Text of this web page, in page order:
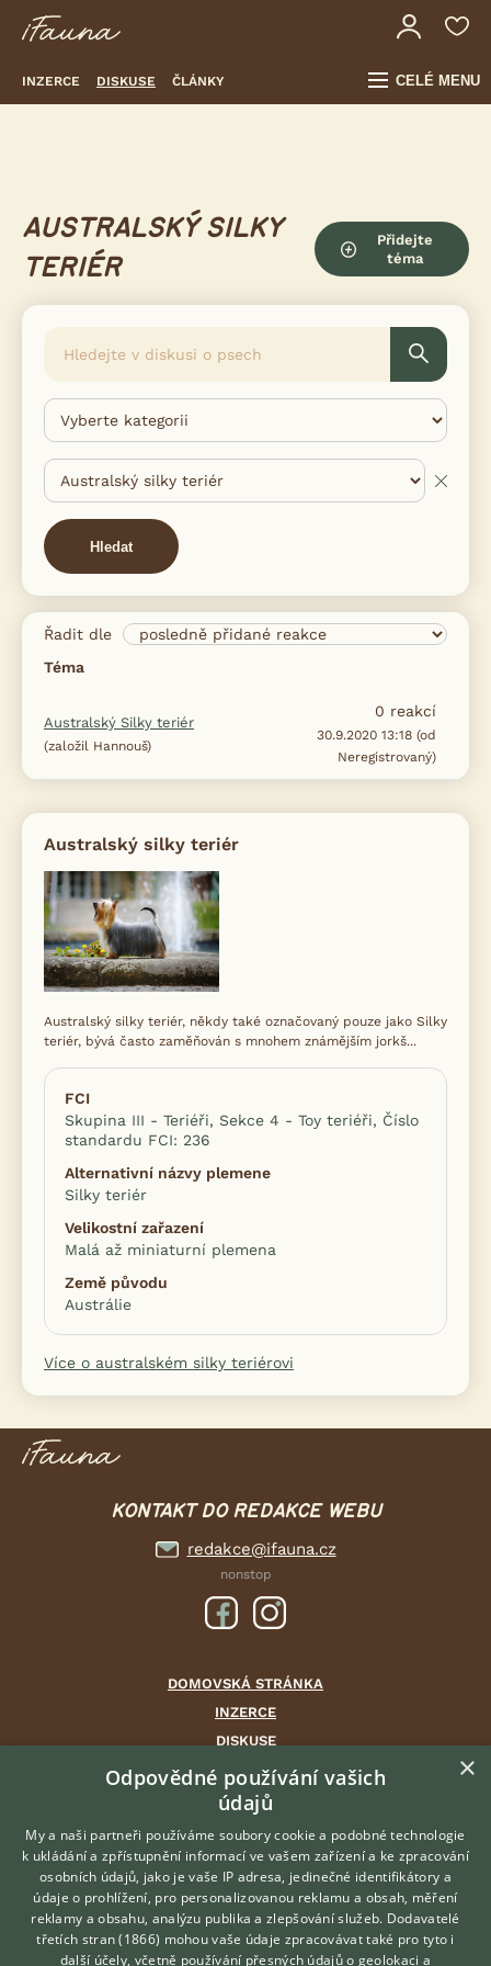
INZERCE DISKUSE ČLÁNKY CELÉ MENU
AUSTRALSKÝ SILKY
TERIÉR
Přidejte
téma
Hledat
Řadit dle
Téma
Australský Silky teriér
(založil Hannouš)
0 reakcí
30.9.2020 13:18 (od
Neregistrovaný)
Australský silky teriér
Australský silky teriér, někdy také označovaný pouze jako Silky
teriér, bývá často zaměňován s mnohem známějším jorkš...
FCI
Skupina III - Teriéři, Sekce 4 - Toy teriéři, Číslo
standardu FCI: 236
Alternativní názvy plemene
Silky teriér
Velikostní zařazení
Malá až miniaturní plemena
Země původu
Austrálie
Více o australském silky teriérovi
KONTAKT DO REDAKCE WEBU
redakce@ifauna.cz
nonstop
DOMOVSKÁ STRÁNKA
INZERCE
DISKUSE
ČLÁNKY
CHOVATELSKÉ STANICE
VÝBĚR VHODNÉHO PLEMENE
O nás
KontaktHledáte zvířecího kamaráda?
Zdarma vám poradí
×
Odpovědné používání vašich
údajů
My a naši partneři používáme soubory cookie a podobné technologie
k ukládání a zpřístupnění informací ve vašem zařízení a ke zpracování
osobních údajů, jako je vaše IP adresa, jedinečné identifikátory a
údaje o prohlížení, pro personalizovanou reklamu a obsah, měření
reklamy a obsahu, analýzu publika a zlepšování služeb. Dodavatelé
třetích stran (1866) mohou vaše údaje zpracovávat také pro tyto i
další účely, včetně používání přesných údajů o geolokaci a